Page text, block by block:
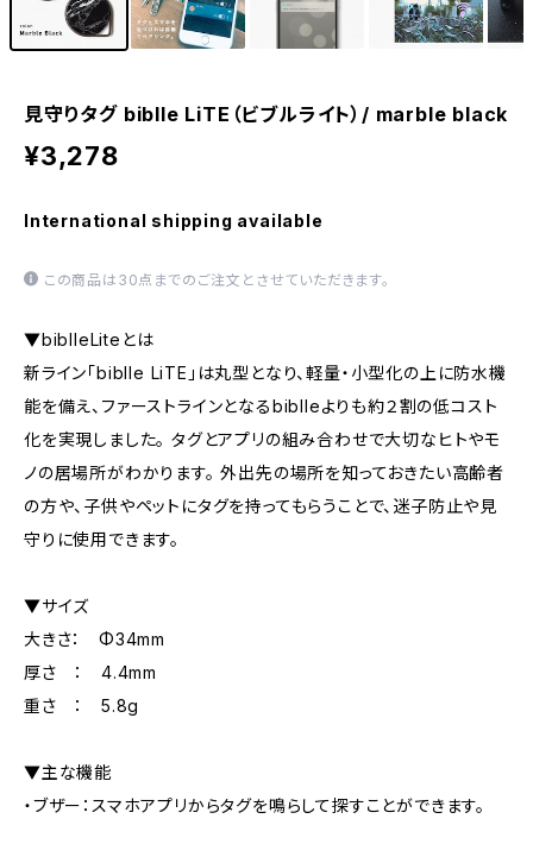
見守りタグ biblle LiTE（ビブルライト）/ marble black
¥3,278
International shipping available
この商品は30点までのご注文とさせていただきます。
▼biblleLiteとは
新ライン「biblle LiTE」は丸型となり、軽量・小型化の上に防水機
能を備え、ファーストラインとなるbiblleよりも約２割の低コスト
化を実現しました。 タグとアプリの組み合わせで大切なヒトやモ
ノの居場所がわかります。 外出先の場所を知っておきたい高齢者
の方や、子供やペットにタグを持ってもらうことで、迷子防止や見
守りに使用できます。
▼サイズ
大きさ： Φ34mm
厚さ ： 4.4mm
重さ ： 5.8g
▼主な機能
・ブザー：スマホアプリからタグを鳴らして探すことができます。